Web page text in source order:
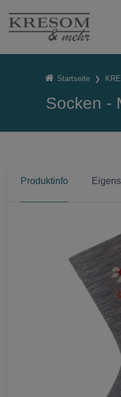
Startseite
Socken -
Produktinfo